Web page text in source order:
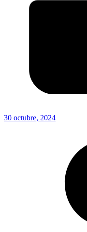
30 octubre, 2024